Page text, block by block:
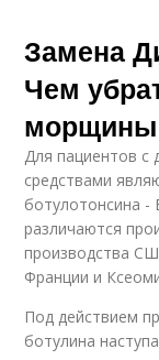
Замена
Чем
морщины
Для пациентов
средствами
ботулотонсина -
различаются
производства
Франции и
Под действием
ботулина